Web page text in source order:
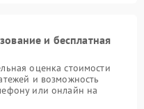
и бесплатная
оценка стоимости
и возможность
или онлайн на